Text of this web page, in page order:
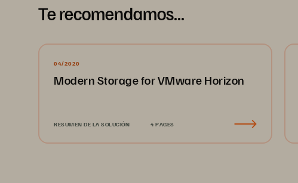
Te recomendamos...
04/2020
Modern Storage for VMware Horizon
RESUMEN DE LA SOLUCIÓN 4 PAGES